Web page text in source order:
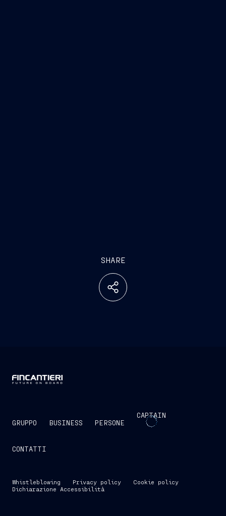
SHARE
GRUPPO BUSINESS PERSONE
CAPTAIN
CONTATTI
Whistleblowing Privacy policy
Cookie policy
Dichiarazione Accessibilità